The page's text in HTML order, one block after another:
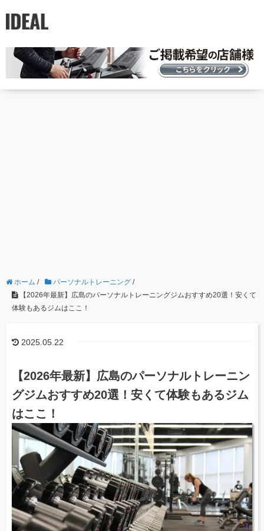
ホーム / パーソナルトレーニング /
【2026年最新】広島のパーソナルトレーニングジムおすすめ20選！安くて
体験もあるジムはここ！
2025.05.22
【2026年最新】広島のパーソナルトレーニン
グジムおすすめ20選！安くて体験もあるジム
はここ！